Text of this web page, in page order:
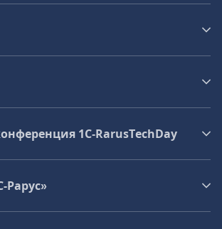
1C‑RarusTechDay
Рарус»